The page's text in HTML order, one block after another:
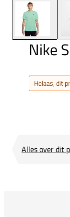
Nike
Helaas, dit
Alles over dit